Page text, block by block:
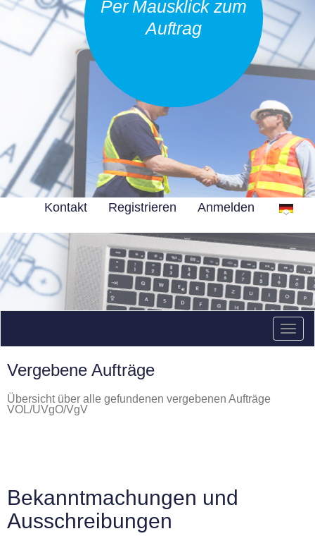
Per Mausklick zum
Auftrag
Kontakt Registrieren Anmelden
Vergebene Aufträge
Übersicht über alle gefundenen vergebenen Aufträge
VOL/UVgO/VgV
Bekanntmachungen und
Ausschreibungen